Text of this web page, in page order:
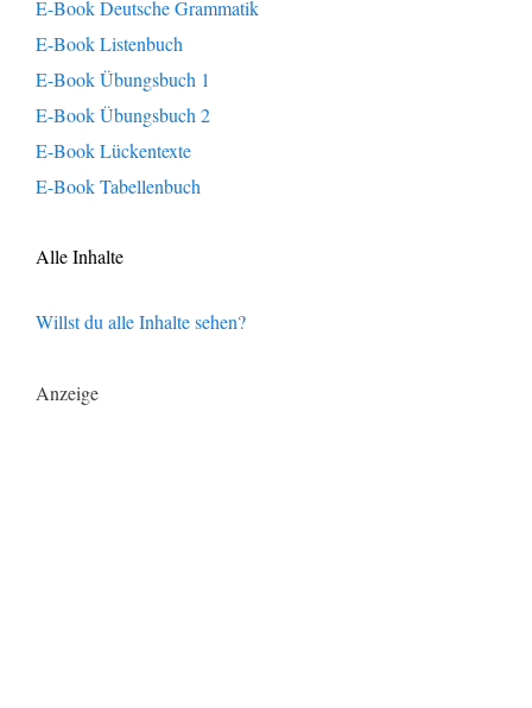
E-Book Deutsche Grammatik
E-Book Listenbuch
E-Book Übungsbuch 1
E-Book Übungsbuch 2
E-Book Lückentexte
E-Book Tabellenbuch
Alle Inhalte
Willst du alle Inhalte sehen?
Anzeige